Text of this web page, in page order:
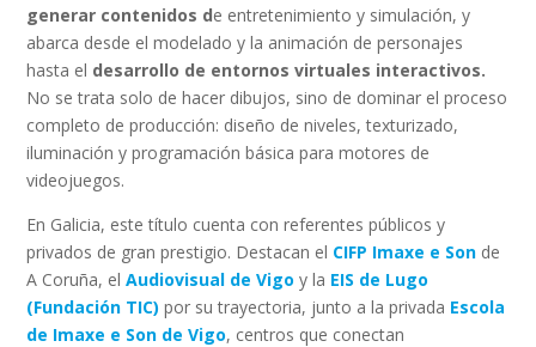
generar contenidos de entretenimiento y simulación, y
abarca desde el modelado y la animación de personajes
hasta el desarrollo de entornos virtuales interactivos.
No se trata solo de hacer dibujos, sino de dominar el proceso
completo de producción: diseño de niveles, texturizado,
iluminación y programación básica para motores de
videojuegos.
En Galicia, este título cuenta con referentes públicos y
privados de gran prestigio. Destacan el CIFP Imaxe e Son de
A Coruña, elAudiovisual de Vigo y la EIS de Lugo
(Fundación TIC) por su trayectoria, junto a la privada Escola
de Imaxe e Son de Vigo, centros que conectan